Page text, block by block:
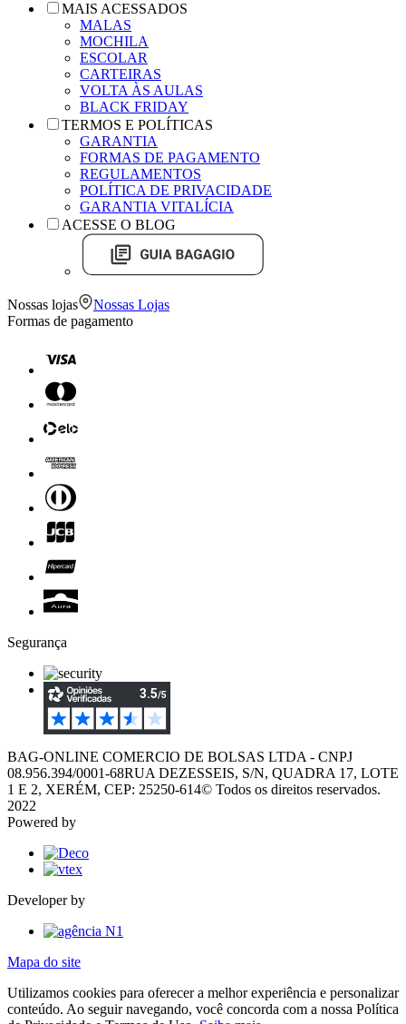
MAIS ACESSADOS
MALAS
MOCHILA
ESCOLAR
CARTEIRAS
VOLTA ÀS AULAS
BLACK FRIDAY
TERMOS E POLÍTICAS
GARANTIA
FORMAS DE PAGAMENTO
REGULAMENTOS
POLÍTICA DE PRIVACIDADE
GARANTIA VITALÍCIA
ACESSE O BLOG
Nossas lojas
Nossas Lojas
Formas de pagamento
Segurança
BAG-ONLINE COMERCIO DE BOLSAS LTDA - CNPJ
08.956.394/0001-68RUA DEZESSEIS, S/N, QUADRA 17, LOTE
1 E 2, XERÉM, CEP: 25250-614© Todos os direitos reservados.
2022
Powered by
Developer by
Mapa do site
Utilizamos cookies para oferecer a melhor experiência e personalizar
conteúdo. Ao seguir navegando, você concorda com a nossa Política